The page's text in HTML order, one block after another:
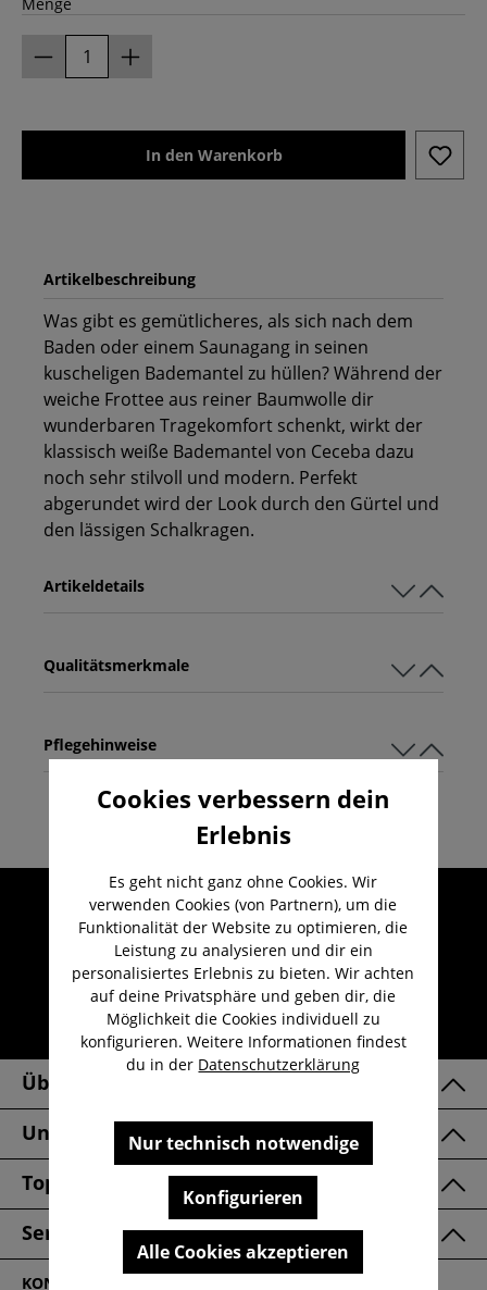
Menge
In den Warenkorb
Artikelbeschreibung
Was gibt es gemütlicheres, als sich nach dem
Baden oder einem Saunagang in seinen
kuscheligen Bademantel zu hüllen? Während der
weiche Frottee aus reiner Baumwolle dir
wunderbaren Tragekomfort schenkt, wirkt der
klassisch weiße Bademantel von Ceceba dazu
noch sehr stilvoll und modern. Perfekt
abgerundet wird der Look durch den Gürtel und
den lässigen Schalkragen.
Qualitätsmerkmale
Artikeldetails
Pflegehinweise
Umfangreicher Kundenservice
Kauf auf Rechnung
Kostenloser Versand ab 29,-€
Lieferzeit 1-3 Werktage
30 Tage kostenlose Retoure
Über Uns
Unsere Marken
Top Kategorien
Service & FAQ
KONTAKT
Cookies verbessern dein
Erlebnis
Es geht nicht ganz ohne Cookies. Wir
verwenden Cookies (von Partnern), um die
Funktionalität der Website zu optimieren, die
Leistung zu analysieren und dir ein
personalisiertes Erlebnis zu bieten. Wir achten
auf deine Privatsphäre und geben dir, die
Möglichkeit die Cookies individuell zu
konfigurieren. Weitere Informationen findest
du in der Datenschutzerklärung
Nur technisch notwendige
Konfigurieren
Alle Cookies akzeptieren